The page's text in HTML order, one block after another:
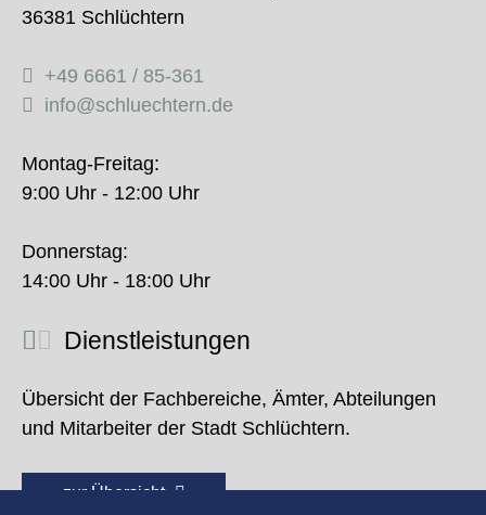
36381 Schlüchtern
+49 6661 / 85-361
info@schluechtern.de
Montag-Freitag:
9:00 Uhr - 12:00 Uhr
Donnerstag:
14:00 Uhr - 18:00 Uhr
Dienstleistungen
Übersicht der Fachbereiche, Ämter, Abteilungen
und Mitarbeiter der Stadt Schlüchtern.
zur Übersicht